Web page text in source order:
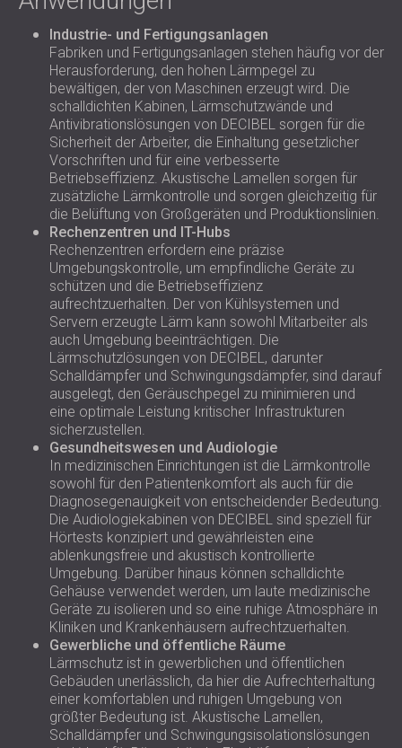
Industrie- und Fertigungsanlagen
Fabriken und Fertigungsanlagen stehen häufig vor der
Herausforderung, den hohen Lärmpegel zu
bewältigen, der von Maschinen erzeugt wird. Die
schalldichten Kabinen, Lärmschutzwände und
Antivibrationslösungen von DECIBEL sorgen für die
Sicherheit der Arbeiter, die Einhaltung gesetzlicher
Vorschriften und für eine verbesserte
Betriebseffizienz. Akustische Lamellen sorgen für
zusätzliche Lärmkontrolle und sorgen gleichzeitig für
die Belüftung von Großgeräten und Produktionslinien.
Rechenzentren und IT-Hubs
Rechenzentren erfordern eine präzise
Umgebungskontrolle, um empfindliche Geräte zu
schützen und die Betriebseffizienz
aufrechtzuerhalten. Der von Kühlsystemen und
Servern erzeugte Lärm kann sowohl Mitarbeiter als
auch Umgebung beeinträchtigen. Die
Lärmschutzlösungen von DECIBEL, darunter
Schalldämpfer und Schwingungsdämpfer, sind darauf
ausgelegt, den Geräuschpegel zu minimieren und
eine optimale Leistung kritischer Infrastrukturen
sicherzustellen.
Gesundheitswesen und Audiologie
In medizinischen Einrichtungen ist die Lärmkontrolle
sowohl für den Patientenkomfort als auch für die
Diagnosegenauigkeit von entscheidender Bedeutung.
Die Audiologiekabinen von DECIBEL sind speziell für
Hörtests konzipiert und gewährleisten eine
ablenkungsfreie und akustisch kontrollierte
Umgebung. Darüber hinaus können schalldichte
Gehäuse verwendet werden, um laute medizinische
Geräte zu isolieren und so eine ruhige Atmosphäre in
Kliniken und Krankenhäusern aufrechtzuerhalten.
Gewerbliche und öffentliche Räume
Lärmschutz ist in gewerblichen und öffentlichen
Gebäuden unerlässlich, da hier die Aufrechterhaltung
einer komfortablen und ruhigen Umgebung von
größter Bedeutung ist. Akustische Lamellen,
Schalldämpfer und Schwingungsisolationslösungen